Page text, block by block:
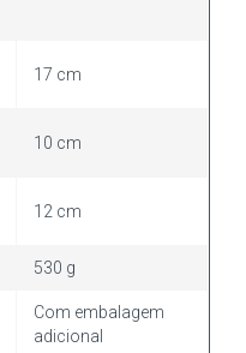
17 cm
10 cm
12 cm
530 g
Com embalagem
adicional